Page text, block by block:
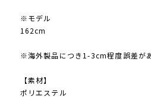
※モデル
162cm
※海外製品につき1-3cm程度誤差が
【素材】
ポリエステル